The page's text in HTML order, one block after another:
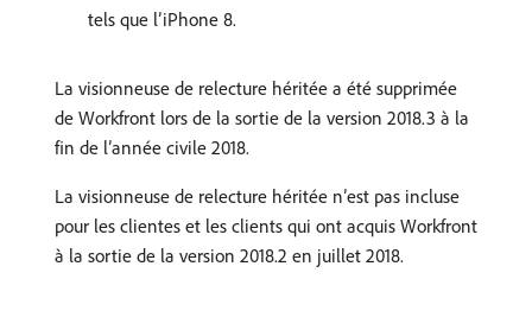
tels que l’iPhone 8.
La visionneuse de relecture héritée a été supprimée
de Workfront lors de la sortie de la version 2018.3 à la
fin de l’année civile 2018.
La visionneuse de relecture héritée n’est pas incluse
pour les clientes et les clients qui ont acquis Workfront
à la sortie de la version 2018.2 en juillet 2018.